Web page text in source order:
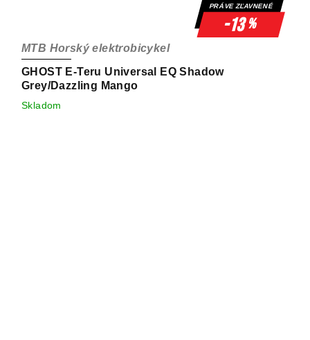
PRÁVE ZĽAVNENÉ
-13%
GHOST E-Teru Universal EQ Shadow
Grey/Dazzling Mango
MTB Horský elektrobicykel
Skladom